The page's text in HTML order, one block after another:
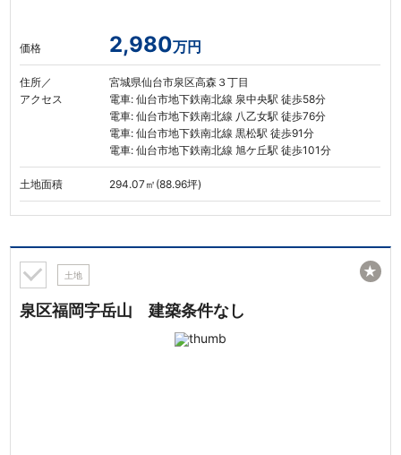
価格 2,980万円
住所／
アクセス
宮城県仙台市泉区高森３丁目
電車: 仙台市地下鉄南北線 泉中央駅 徒歩58分
電車: 仙台市地下鉄南北線 八乙女駅 徒歩76分
電車: 仙台市地下鉄南北線 黒松駅 徒歩91分
電車: 仙台市地下鉄南北線 旭ケ丘駅 徒歩101分
土地面積 294.07㎡(88.96坪)
土地
泉区福岡字岳山 建築条件なし
★